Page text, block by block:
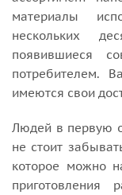
материалы
нескольких
появившиеся
потребителем.
имеются свои
Людей в первую
не стоит
которое можно
приготовления